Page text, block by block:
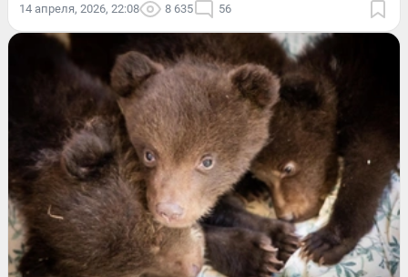
14 апреля, 2026, 22:08 8 635 56